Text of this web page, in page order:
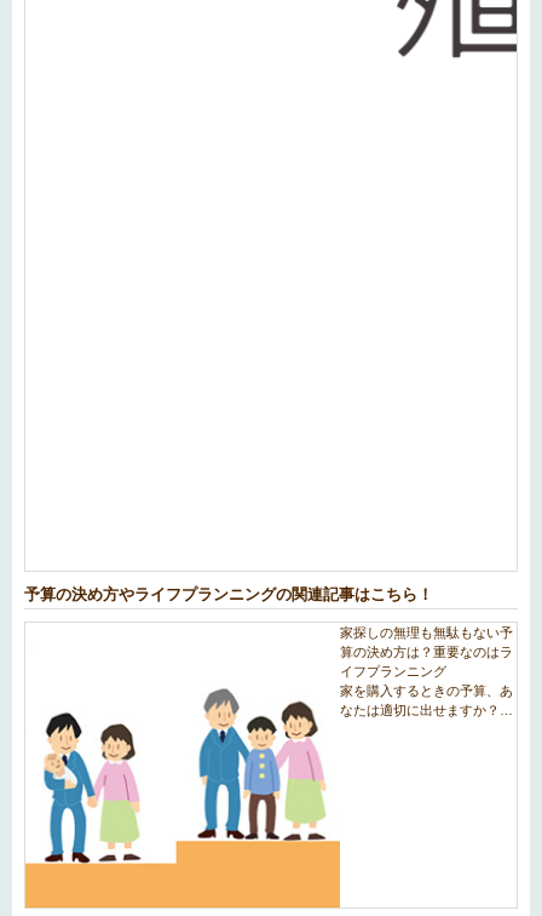
予算の決め方やライフプランニングの関連記事はこちら！